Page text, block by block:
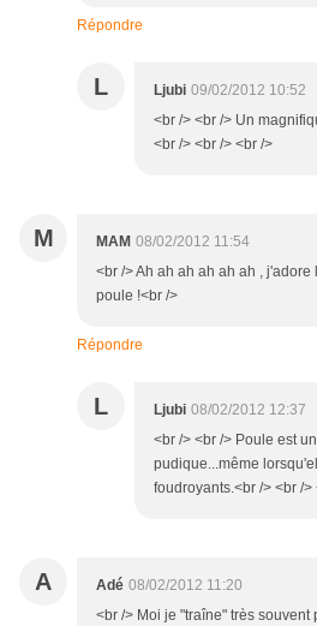
Répondre
L Ljubi 09/02/2012 10:52
<br /> <br /> Un
<br /> <br /> <br />
M MAM 08/02/2012 11:54
<br /> Ah ah ah ah ah ah ,
poule !<br />
Répondre
L Ljubi 08/02/2012 12:37
<br /> <br /> Poule est
pudique...même
foudroyants.<br /> <br />
A Adé 08/02/2012 11:20
<br /> Moi je "traîne" très souvent